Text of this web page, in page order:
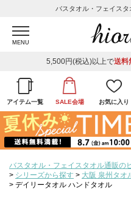
バスタオル・フェイス
MENU
5,500円(税込)以上で送料
アイテム一覧 SALE会場 お気に入り
バスタオル・フェイスタオル通販の
シリーズから探す
大阪 泉州タオ
デイリータオル ハンドタオル